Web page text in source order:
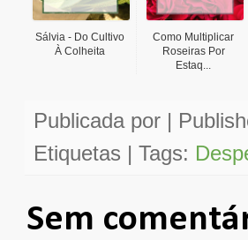
Sálvia - Do Cultivo
À Colheita
Como Multiplicar
Roseiras Por
Estaq...
Publicada por |
Etiquetas | Tags:
Sem